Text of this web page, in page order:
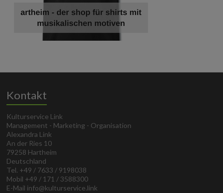
Kontakt
Kulturservice Link
Management - Marketing - Organisation
Alexandra Link
An der Ries 10
79258 Hartheim
Deutschland
Tel. +49 / 7633 / 9198038
Mobil +49 / 171 / 3588300
E-Mail info@kulturservice.link